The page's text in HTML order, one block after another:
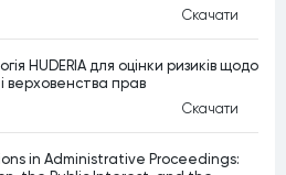
Скачати
HUDERIA для оцінки ризиків щодо
верховенства прав
Скачати
in Administrative Proceedings: